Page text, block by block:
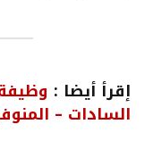
إقرأ أيضا :
السادات –